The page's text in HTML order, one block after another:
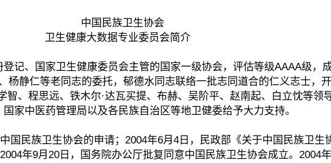
中国民族卫生协会
卫生健康大数据专业委员会简介
、国家卫生健康委员会主管的国家一级协会，评估等级AAAA级，成
杨静仁等老同志的委托，郁德水同志联络一批志同道合的仁义志士，
、程思远、铁木尔·达瓦买提、布赫、吴阶平、赵南起、白立忱等领
家中医药管理局以及各民族自治区等地卫健委给予大力支持。
民族卫生协会的申请；2004年6月4日，民政部《关于中国民族卫生
年9月20日，国务院办公厅批复同意中国民族卫生协会成立。2004